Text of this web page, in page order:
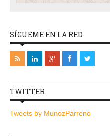
SÍGUEME EN LA RED
TWITTER
Tweets by MunozParreno